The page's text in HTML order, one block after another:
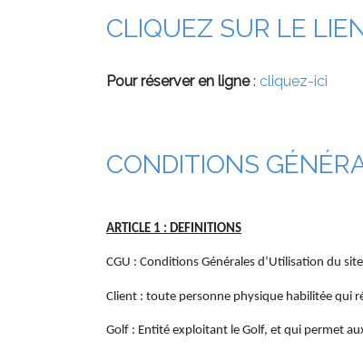
CLIQUEZ SUR LE
Pour réserver en ligne: cliquez-ici
CONDITIONS
ARTICLE 1 : DEFINITIONS
CGU : Conditions Générales d’Utilisation du
Client : toute personne physique habilitée qui
Golf : Entité exploitant le Golf, et qui permet